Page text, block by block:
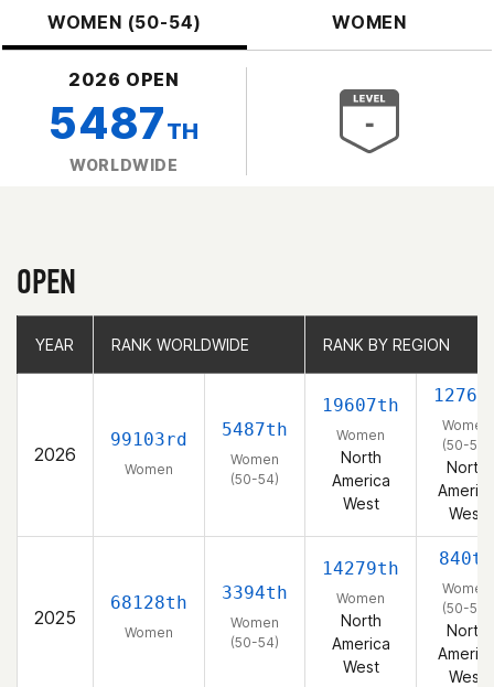
WOMEN (50-54) WOMEN
2026 OPEN
5487TH
WORLDWIDE
OPEN
YEAR RANK WORLDWIDE RANK BY REGION
2026
99103rd
Women
5487th
Women
(50-54)
19607th
Women
North
America
West
Women
(50-54)
North
West
2025
68128th
Women
3394th
Women
(50-54)
14279th
Women
North
America
West
840th
Women
(50-54)
North
West
YEAR RANK WORLDWIDE RANK BY REGION